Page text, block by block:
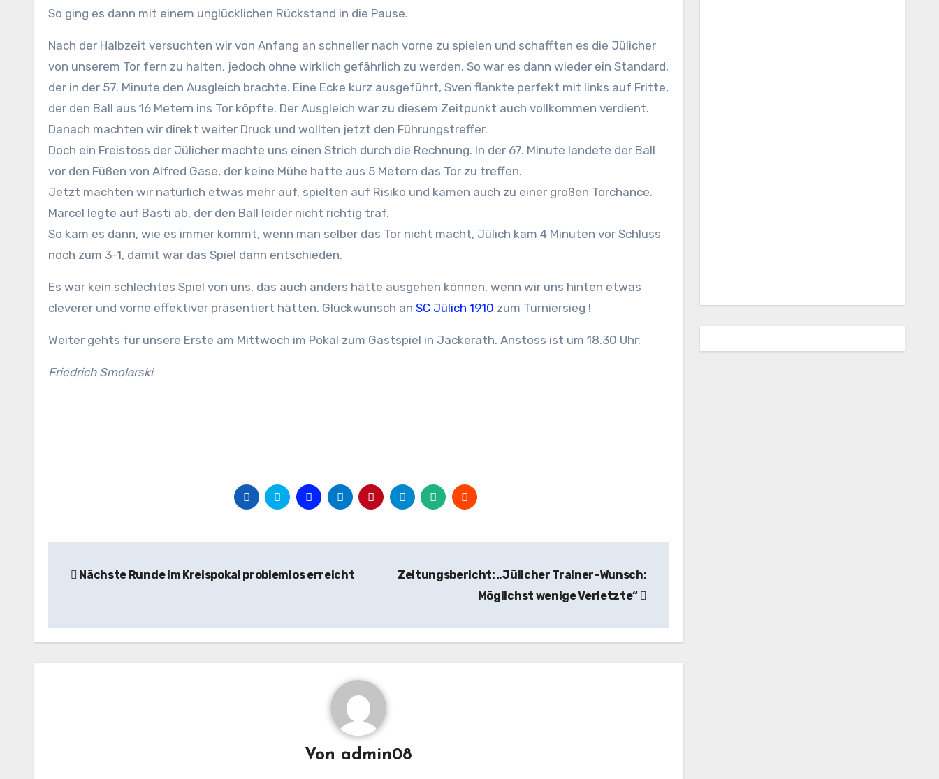
So ging es dann mit einem unglücklichen Rückstand in die Pause.
Nach der Halbzeit versuchten wir von Anfang an schneller nach vorne zu spielen und schafften es die Jülicher
von unserem Tor fern zu halten, jedoch ohne wirklich gefährlich zu werden. So war es dann wieder ein Standard,
der in der 57. Minute den Ausgleich brachte. Eine Ecke kurz ausgeführt, Sven flankte perfekt mit links auf Fritte,
der den Ball aus 16 Metern ins Tor köpfte. Der Ausgleich war zu diesem Zeitpunkt auch vollkommen verdient.
Danach machten wir direkt weiter Druck und wollten jetzt den Führungstreffer.
Doch ein Freistoss der Jülicher machte uns einen Strich durch die Rechnung. In der 67. Minute landete der Ball
vor den Füßen von Alfred Gase, der keine Mühe hatte aus 5 Metern das Tor zu treffen.
Jetzt machten wir natürlich etwas mehr auf, spielten auf Risiko und kamen auch zu einer großen Torchance.
Marcel legte auf Basti ab, der den Ball leider nicht richtig traf.
So kam es dann, wie es immer kommt, wenn man selber das Tor nicht macht, Jülich kam 4 Minuten vor Schluss
noch zum 3-1, damit war das Spiel dann entschieden.
Es war kein schlechtes Spiel von uns, das auch anders hätte ausgehen können, wenn wir uns hinten etwas
cleverer und vorne effektiver präsentiert hätten. Glückwunsch an SC Jülich 1910 zum Turniersieg !
Weiter gehts für unsere Erste am Mittwoch im Pokal zum Gastspiel in Jackerath. Anstoss ist um 18.30 Uhr.
Friedrich Smolarski
Nächste Runde im Kreispokal problemlos erreicht
Zeitungsbericht: „Jülicher Trainer-Wunsch:
Möglichst wenige Verletzte“
Von admin08